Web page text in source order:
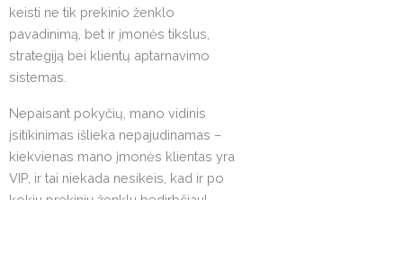
keisti ne tik prekinio ženklo
pavadinimą, bet ir įmonės tikslus,
strategiją bei klientų aptarnavimo
sistemas.
Nepaisant pokyčių, mano vidinis
įsitikinimas išlieka nepajudinamas –
kiekvienas mano įmonės klientas yra
VIP, ir tai niekada nesikeis, kad ir po
kokiu prekiniu ženklu bedirbčiau!